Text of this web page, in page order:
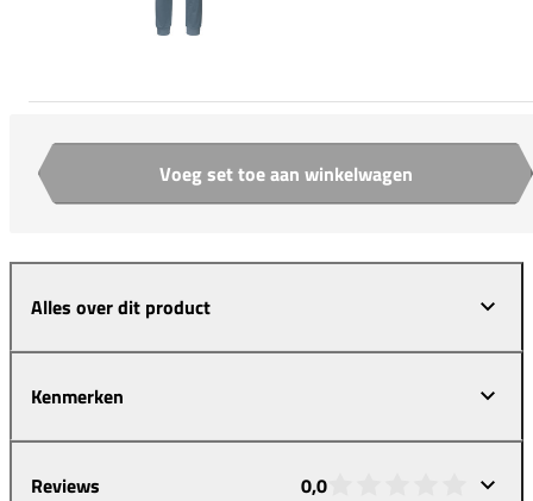
Aantal Voeg set toe aan winkelwagen
Alles over dit product
Kenmerken
Reviews 0,0